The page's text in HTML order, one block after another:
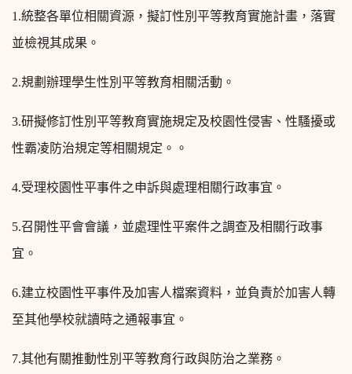
1.統整各單位相關資源，擬訂性別平等教育實施計畫，落實
並檢視其成果。
2.規劃辦理學生性別平等教育相關活動。
3.研擬修訂性別平等教育實施規定及校園性侵害、性騷擾或
性霸凌防治規定等相關規定。。
4.受理校園性平事件之申訴與處理相關行政事宜。
5.召開性平會會議，並處理性平案件之調查及相關行政事
宜。
6.建立校園性平事件及加害人檔案資料，並負責於加害人轉
至其他學校就讀時之通報事宜。
7.其他有關推動性別平等教育行政與防治之業務。